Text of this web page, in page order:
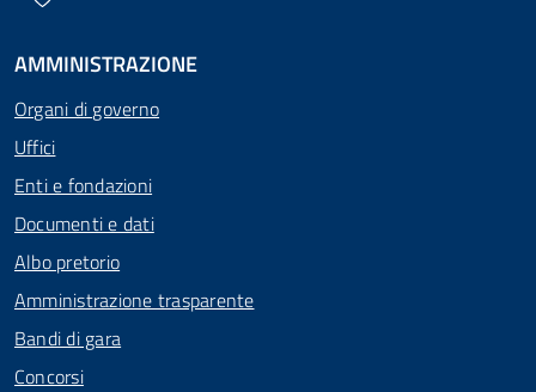
AMMINISTRAZIONE
Organi di governo
Uffici
Enti e fondazioni
Documenti e dati
Albo pretorio
Amministrazione trasparente
Bandi di gara
Concorsi